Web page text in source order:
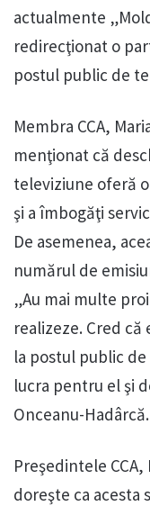
actualmente
redirecţionat o
postul public de
Membra CCA,
menţionat că
televiziune oferă
şi a îmbogăţi
De asemenea,
numărul de
„Au mai multe
realizeze. Cred
la postul public
lucra pentru el şi
Onceanu-Hadârcă.
Preşedintele
doreşte ca acesta